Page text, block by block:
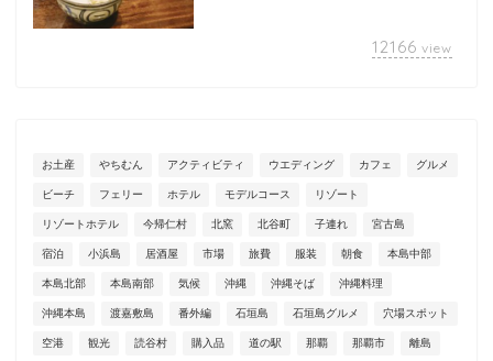
12166 view
お土産 やちむん アクティビティ ウエディング カフェ グルメ
ビーチ フェリー ホテル モデルコース リゾート
リゾートホテル 今帰仁村 北窯 北谷町 子連れ 宮古島
宿泊 小浜島 居酒屋 市場 旅費 服装 朝食 本島中部
本島北部 本島南部 気候 沖縄 沖縄そば 沖縄料理
沖縄本島 渡嘉敷島 番外編 石垣島 石垣島グルメ 穴場スポット
空港 観光 読谷村 購入品 道の駅 那覇 那覇市 離島